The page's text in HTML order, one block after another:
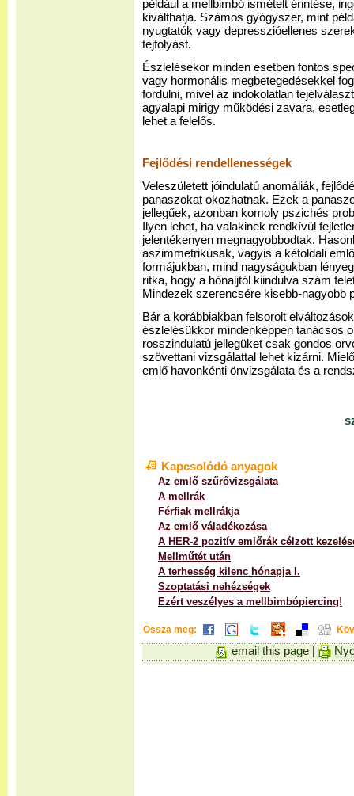
például a mellbimbó ismételt érintése,
kiválthatja. Számos gyógyszer, mint
nyugtatók vagy depresszióellenes
tejfolyást.
Észlelésekor minden esetben fontos
vagy hormonális megbetegedésekkel
fordulni, mivel az indokolatlan
agyalapi mirigy működési zavara,
lehet a felelős.
Fejlődési rendellenességek
Veleszületett jóindulatú anomáliák,
panaszokat okozhatnak. Ezek a
jellegűek, azonban komoly pszichés
Ilyen lehet, ha valakinek rendkívül
jelentékenyen megnagyobbodtak.
aszimmetrikusak, vagyis a kétoldali
formájukban, mind nagyságukban
ritka, hogy a hónaljtól kiindulva szám
Mindezek szerencsére kisebb-nagyobb
Bár a korábbiakban felsorolt
észlelésükkor mindenképpen tanácsos
rosszindulatú jellegüket csak gondos
szövettani vizsgálattal lehet kizárni.
emlő havonkénti önvizsgálata és a
Kapcsolódó anyagok
Az emlő szűrővizsgálata
A mellrák
Férfiak mellrákja
Az emlő váladékozása
A HER-2 pozitív emlőrák célzott
Mellműtét után
A terhesség kilenc hónapja I.
Szoptatási nehézségek
Ezért veszélyes a mellbimbópiercing!
Ossza meg:
email this page